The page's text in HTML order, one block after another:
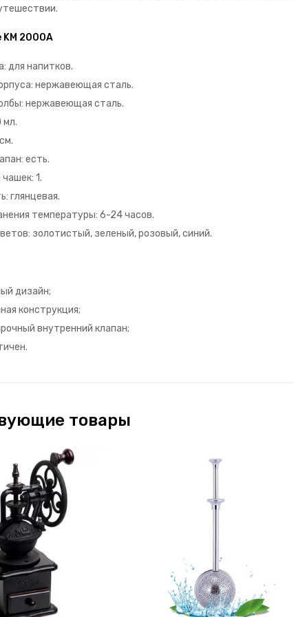
KM 2000A
для напитков.
нержавеющая сталь.
нержавеющая сталь.
мл.
есть.
1.
глянцевая.
температуры: 6-24 часов.
золотистый, зеленый, розовый, синий.
дизайн;
конструкция;
внутренний клапан;
товары